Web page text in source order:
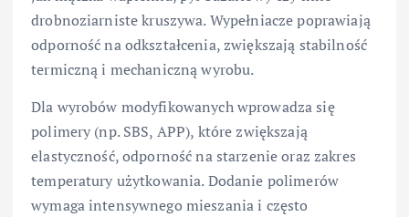
drobnoziarniste kruszywa. Wypełniacze poprawiają
odporność na odkształcenia, zwiększają stabilność
termiczną i mechaniczną wyrobu.
Dla wyrobów modyfikowanych wprowadza się
polimery (np. SBS, APP), które zwiększają
elastyczność, odporność na starzenie oraz zakres
temperatury użytkowania. Dodanie polimerów
wymaga intensywnego mieszania i często